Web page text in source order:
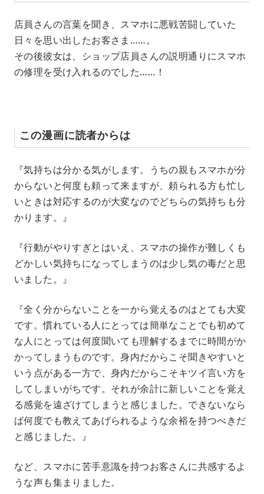
店員さんの言葉を聞き、スマホに悪戦苦闘していた
日々を思い出したお客さま……。
その後彼女は、ショップ店員さんの説明通りにスマホ
の修理を受け入れるのでした……！
この漫画に読者からは
『気持ちは分かる気がします。うちの親もスマホが分
からないと何度も頼って来ますが、頼られる方も忙し
いときは対応するのが大変なのでどちらの気持ちも分
かります。』
『行動がやりすぎとはいえ、スマホの操作が難しくも
どかしい気持ちになってしまうのは少し気の毒だと思
いました。』
『全く分からないことを一から覚えるのはとても大変
です。慣れている人にとっては簡単なことでも初めて
な人にとっては何度聞いても理解するまでに時間がか
かってしまうものです。身内だからこそ聞きやすいと
いう点がある一方で、身内だからこそキツイ言い方を
してしまいがちです。それが余計に新しいことを覚え
る感覚を遠ざけてしまうと感じました。できないなら
ば何度でも教えてあげられるような余裕を持つべきだ
と感じました。』
など、スマホに苦手意識を持つお客さんに共感するよ
うな声も集まりました。